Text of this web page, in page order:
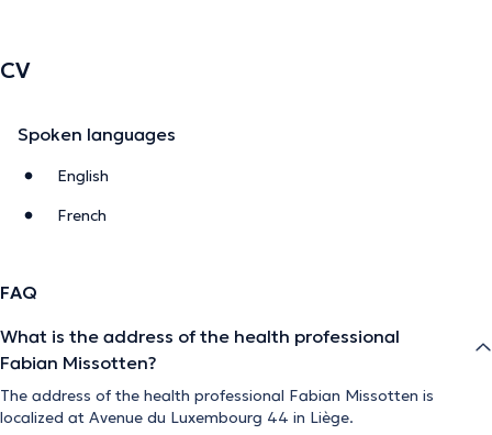
CV
Spoken languages
English
French
FAQ
What is the address of the health professional
Fabian Missotten?
The address of the health professional Fabian Missotten is
localized at Avenue du Luxembourg 44 in Liège.